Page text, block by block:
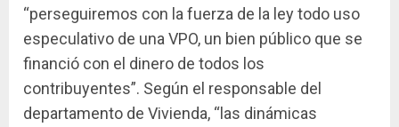
“perseguiremos con la fuerza de la ley todo uso
especulativo de una VPO, un bien público que se
financió con el dinero de todos los
contribuyentes”. Según el responsable del
departamento de Vivienda, “las dinámicas